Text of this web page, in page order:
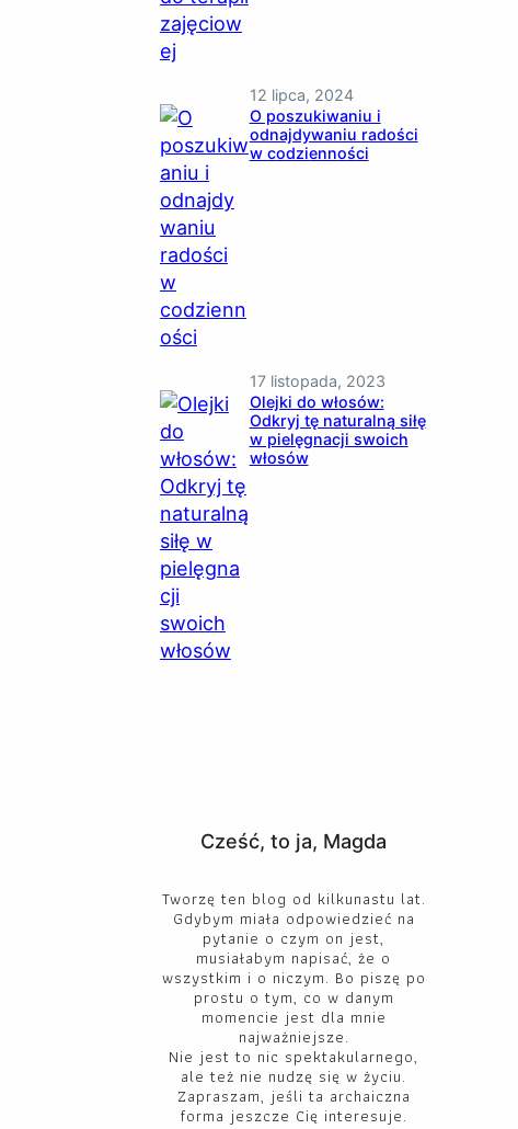
12 lipca, 2024
O poszukiwaniu i
odnajdywaniu radości
w codzienności
17 listopada, 2023
Olejki do włosów:
Odkryj tę naturalną siłę
w pielęgnacji swoich
włosów
Cześć, to ja, Magda
Tworzę ten blog od kilkunastu lat.
Gdybym miała odpowiedzieć na
pytanie o czym on jest,
musiałabym napisać, że o
wszystkim i o niczym. Bo piszę po
prostu o tym, co w danym
momencie jest dla mnie
najważniejsze.
Nie jest to nic spektakularnego,
ale też nie nudzę się w życiu.
Zapraszam, jeśli ta archaiczna
forma jeszcze Cię interesuje.